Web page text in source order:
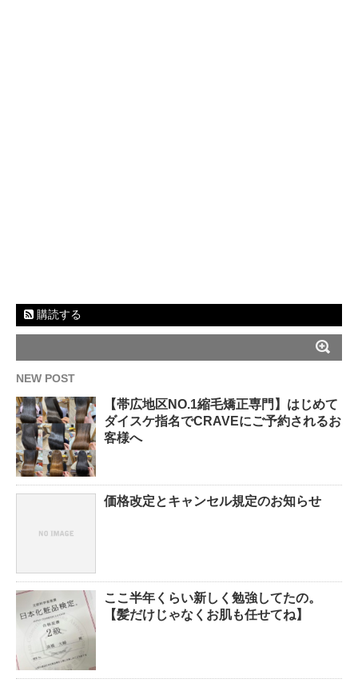
購読する
NEW POST
【帯広地区NO.1縮毛矯正専門】はじめて
ダイスケ指名でCRAVEにご予約されるお
客様へ
価格改定とキャンセル規定のお知らせ
ここ半年くらい新しく勉強してたの。
【髪だけじゃなくお肌も任せてね】